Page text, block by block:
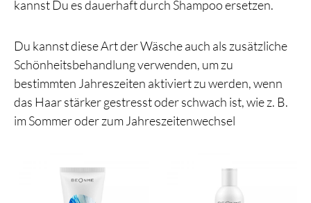
kannst Du es dauerhaft durch Shampoo ersetzen.
Du kannst diese Art der Wäsche auch als zusätzliche
Schönheitsbehandlung verwenden, um zu
bestimmten Jahreszeiten aktiviert zu werden, wenn
das Haar stärker gestresst oder schwach ist, wie z. B.
im Sommer oder zum Jahreszeitenwechsel